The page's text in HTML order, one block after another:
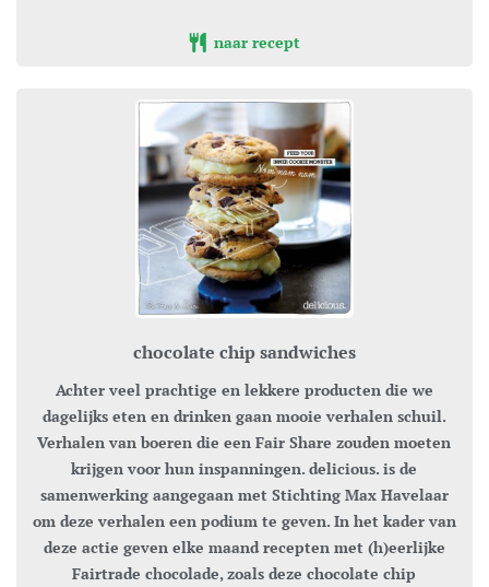
naar recept
chocolate chip sandwiches
Achter veel prachtige en lekkere producten die we
dagelijks eten en drinken gaan mooie verhalen schuil.
Verhalen van boeren die een Fair Share zouden moeten
krijgen voor hun inspanningen. delicious. is de
samenwerking aangegaan met Stichting Max Havelaar
om deze verhalen een podium te geven. In het kader van
deze actie geven elke maand recepten met (h)eerlijke
Fairtrade chocolade, zoals deze chocolate chip